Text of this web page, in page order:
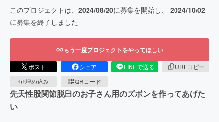
このプロジェクトは、 2024/08/20に募集を開始し、 2024/10/02
に募集を終了しました
もう一度プロジェクトをやってほしい
ポスト シェア LINEで送る
URLコピー
埋め込み
QRコード
先天性股関節脱臼のお子さん用のズボンを作ってあげた
い